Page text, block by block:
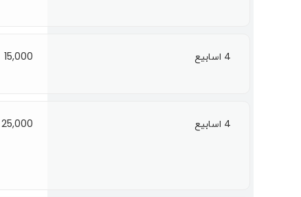
4 اسابيع 15,000
4 اسابيع 25,000